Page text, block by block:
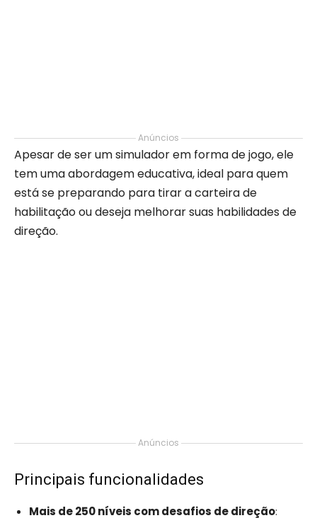
Anúncios
Apesar de ser um simulador em forma de jogo, ele
tem uma abordagem educativa, ideal para quem
está se preparando para tirar a carteira de
habilitação ou deseja melhorar suas habilidades de
direção.
Anúncios
Principais funcionalidades
Mais de 250 níveis com desafios de direção: